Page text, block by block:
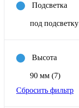
Подсветка
под подсветку
Высота
90 мм (7)
Сбросить фильтр